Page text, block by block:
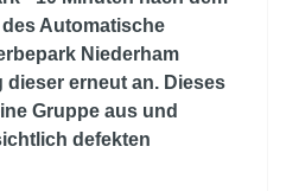
Automatische
Niederham
dieser erneut an. Dieses
Gruppe aus und
defekten